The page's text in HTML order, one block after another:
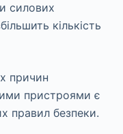
силових
кількість
причин
пристроями є
правил безпеки.